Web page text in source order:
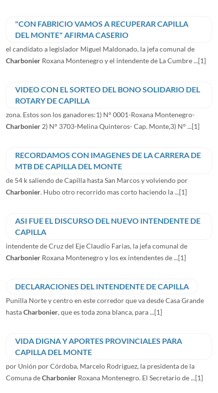
"CON FABRICIO VAMOS A RECUPERAR CAPILLA
DEL MONTE" AFIRMA CASERIO
el candidato a legislador Miguel Maldonado, la jefa comunal de
Charbonier Roxana Montenegro y el intendente de La Cumbre ...[1]
VIDEO CON EL SORTEO DEL BONO SOLIDARIO DEL
ROTARY DE CAPILLA
zona. Estos son los ganadores:1) N° 0001-Roxana Montenegro-
Charbonier 2) N° 3703-Melina Quinteros- Cap. Monte,3) N° ...[1]
RECORDAMOS CON IMAGENES DE LA CARRERA DE
MTB DE CAPILLA DEL MONTE
de 54 k saliendo de Capilla hasta San Marcos y volviendo por
Charbonier. Hubo otro recorrido mas corto haciendo la ...[1]
ASI FUE EL DISCURSO DEL NUEVO INTENDENTE DE
CAPILLA
intendente de Cruz del Eje Claudio Farias, la jefa comunal de
Charbonier Roxana Montenegro y los ex intendentes de ...[1]
DECLARACIONES DEL INTENDENTE DE CAPILLA
Punilla Norte y centro en este corredor que va desde Casa Grande
hastaCharbonier, que es toda zona blanca, para ...[1]
VIDA DIGNA Y APORTES PROVINCIALES PARA
CAPILLA DEL MONTE
por Unión por Córdoba, Marcelo Rodriguez, la presidenta de la
Comuna deCharbonier Roxana Montenegro. El Secretario de ...[1]